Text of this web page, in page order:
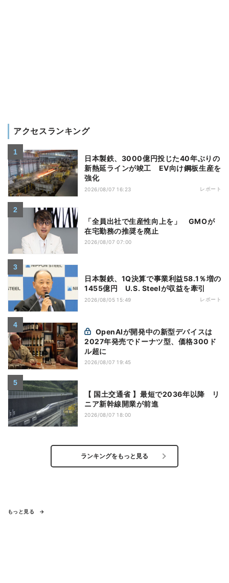
アクセスランキング
日本製鉄、3000億円投じた40年ぶりの
新熱延ラインが竣工 EV向け鋼板生産を
強化
2026/08/07 16:23 レポート
「全員出社で生産性向上を」 GMOが
在宅勤務の推奨を廃止
2026/08/07 07:00
日本製鉄、1Q決算で事業利益58.1％増の
1455億円 U.S. Steelが収益を牽引
2026/08/05 15:49 レポート
2027年発売でドーナツ型、価格300ド
ル超に
2026/08/07 19:45
【 国土交通省 】最短で2036年以降 リ
ニア新幹線開業が前進
2026/08/07 18:00
ランキングをもっと見る
もっと見る